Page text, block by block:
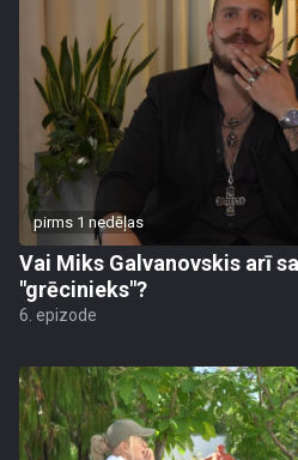
pirms 1 nedēļas
Vai Miks Galvanovskis arī
"grēcinieks"?
6. epizode